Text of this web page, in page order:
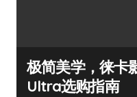
极简美学，徕
Ultra选购指南